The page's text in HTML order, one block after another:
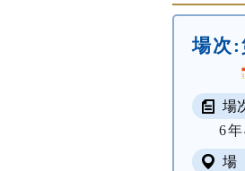
場次:
場
6
場